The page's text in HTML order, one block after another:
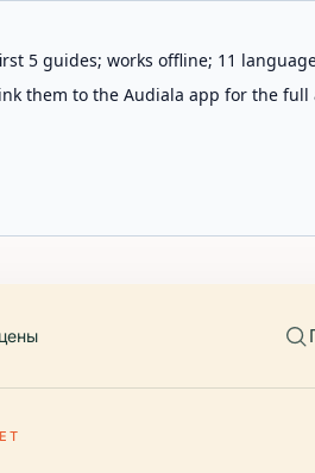
5 guides; works offline; 11
them to the Audiala app for the